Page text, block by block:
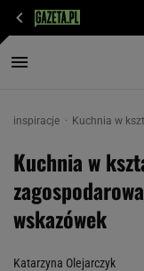
inspiracje Kuchnia w
Kuchnia w
wskazówek
Katarzyna Olejarczyk